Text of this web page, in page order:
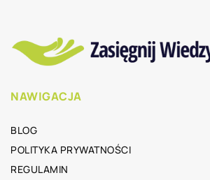
NAWIGACJA
BLOG
POLITYKA PRYWATNOŚCI
REGULAMIN